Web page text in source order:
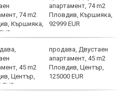
апартамент, 74 m2
Пловдив, Кършияка,
92999 EUR
продава, Двустаен
апартамент, 45 m2
Пловдив, Център,
125000 EUR